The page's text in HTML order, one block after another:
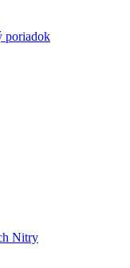
poriadok
Nitry